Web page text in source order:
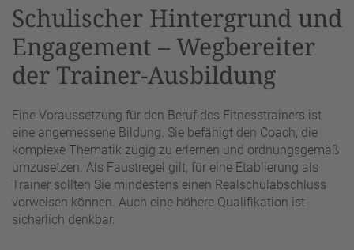
Schulischer Hintergrund und
Engagement – Wegbereiter
der Trainer-Ausbildung
Eine Voraussetzung für den Beruf des Fitnesstrainers ist
eine angemessene Bildung. Sie befähigt den Coach, die
komplexe Thematik zügig zu erlernen und ordnungsgemäß
umzusetzen. Als Faustregel gilt, für eine Etablierung als
Trainer sollten Sie mindestens einen Realschulabschluss
vorweisen können. Auch eine höhere Qualifikation ist
sicherlich denkbar.